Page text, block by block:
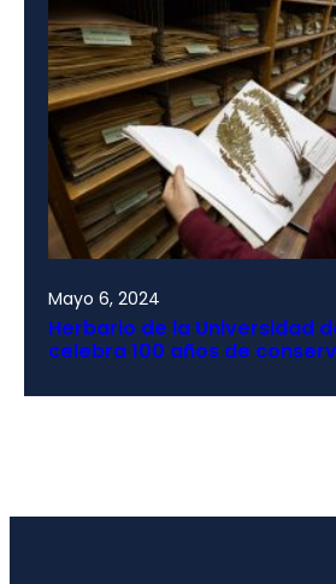
Mayo 6, 2024
Herbario de la Universidad
celebra 100 años de